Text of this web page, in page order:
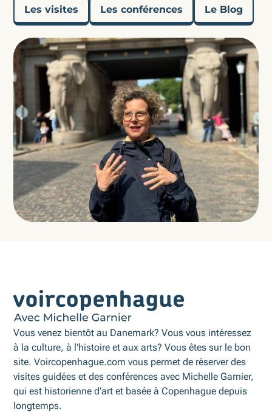
Les visites Les conférences Le Blog
Vous venez bientôt au Danemark? Vous vous intéressez
à la culture, à l'histoire et aux arts? Vous êtes sur le bon
site. Voircopenhague.com vous permet de réserver des
visites guidées et des conférences avec Michelle Garnier,
qui est historienne d’art et basée à Copenhague depuis
longtemps.